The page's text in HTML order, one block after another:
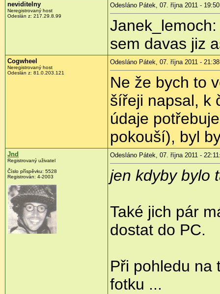
neviditelny
Neregistrovaný host
Odeslán z: 217.29.8.99
Odesláno Pátek, 07. října 2011 - 19:50
sem davas jiz
Cogwheel
Neregistrovaný host
Odeslán z: 81.0.203.121
Odesláno Pátek, 07. října 2011 - 21:38
Ne že bych to
šířeji napsal, k
údaje
pokouší), byl
Jnd
Registrovaný uživatel
Číslo příspěvku: 5528
Registrován: 4-2003
Odesláno Pátek, 07. října 2011 - 22:11
jen kdyby bylo
Také jich pár
dostat do PC.
Při pohledu na
fotku ...